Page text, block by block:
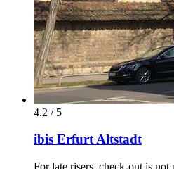
4.2 / 5
ibis Erfurt Altstadt
For late risers, check-out is not